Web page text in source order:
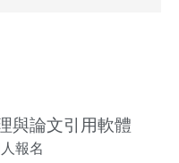
與論文引用軟體
報名